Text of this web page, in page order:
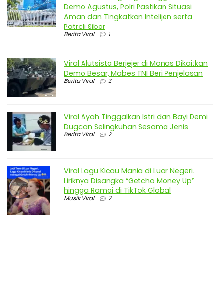
Demo Agustus, Polri Pastikan Situasi
Aman dan Tingkatkan Intelijen serta
Patroli Siber
Berita Viral 1
Viral Alutsista Berjejer di Monas Dikaitkan
Demo Besar, Mabes TNI Beri Penjelasan
Berita Viral 2
Viral Ayah Tinggalkan Istri dan Bayi Demi
Dugaan Selingkuhan Sesama Jenis
Berita Viral 2
Viral Lagu Kicau Mania di Luar Negeri,
Liriknya Disangka “Getcho Money Up”
hingga Ramai di TikTok Global
Musik Viral 2